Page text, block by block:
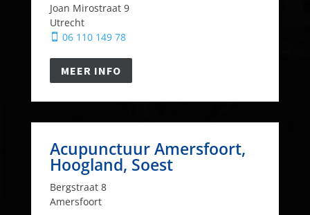
Joan Mirostraat 9
Utrecht
 06 110 149 78
MEER INFO
Acupunctuur Amersfoort,
Hoogland, Soest
Bergstraat 8
Amersfoort